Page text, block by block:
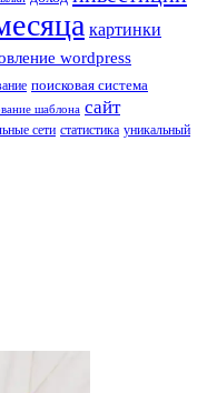
картинки
wordpress
поисковая система
шаблона сайт
сети статистика уникальный